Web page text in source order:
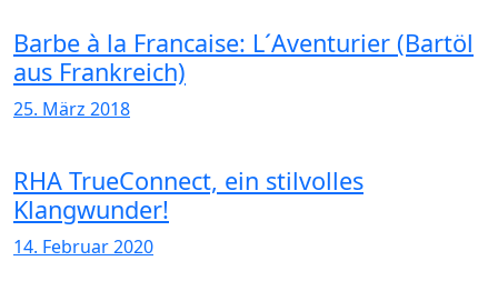
Barbe à la Francaise: L´Aventurier (Bartöl
aus Frankreich)
25. März 2018
RHA TrueConnect, ein stilvolles
Klangwunder!
14. Februar 2020